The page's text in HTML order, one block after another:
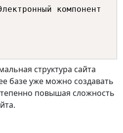
структура сайта
базе уже можно создавать
повышая сложность